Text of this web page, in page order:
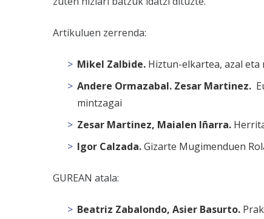
Artikuluen zerrenda:
Mikel Zalbide. Hiztun-elkartea, azal eta
Andere Ormazabal. Zesar Martinez.
mintzagai
Zesar Martinez, Maialen Iñarra.
Igor Calzada.Gizarte Mugimenduen
GUREAN atala:
Beatriz Zabalondo, Asier Basurto.